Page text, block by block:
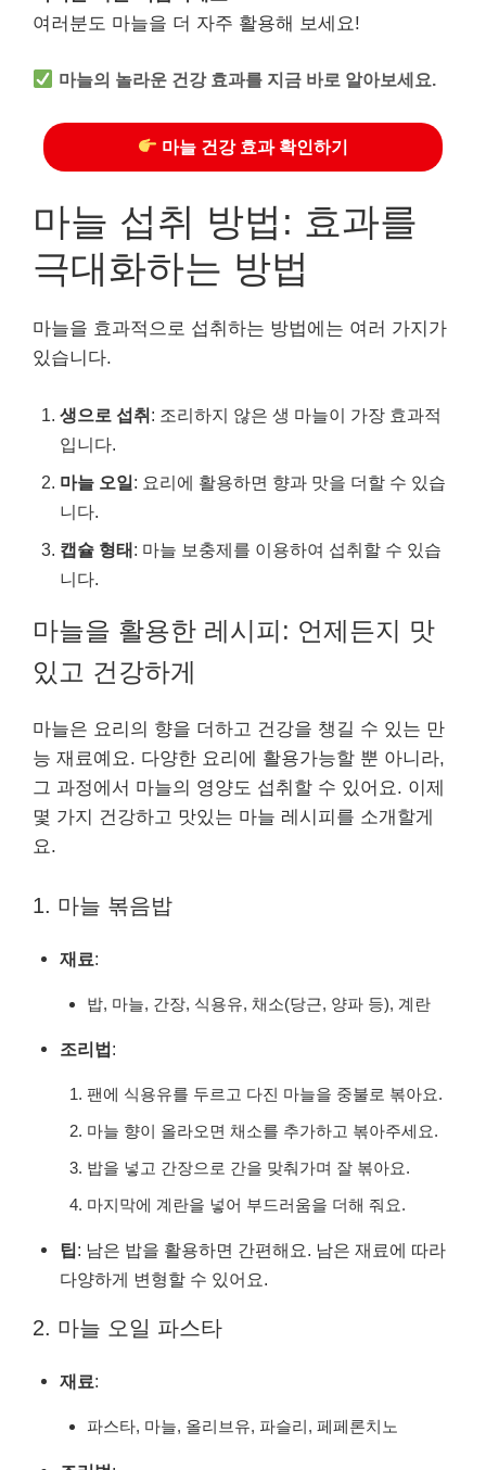
여러분도 마늘을 더 자주 활용해 보세요!
마늘의 놀라운 건강 효과를 지금 바로 알아보세요.
마늘 건강 효과 확인하기
마늘 섭취 방법: 효과를
극대화하는 방법
마늘을 효과적으로 섭취하는 방법에는 여러 가지가
있습니다.
생으로 섭취: 조리하지 않은 생 마늘이 가장 효과적
입니다.
마늘 오일: 요리에 활용하면 향과 맛을 더할 수 있습
니다.
캡슐 형태: 마늘 보충제를 이용하여 섭취할 수 있습
니다.
마늘을 활용한 레시피: 언제든지 맛
있고 건강하게
마늘은 요리의 향을 더하고 건강을 챙길 수 있는 만
능 재료예요. 다양한 요리에 활용가능할 뿐 아니라,
그 과정에서 마늘의 영양도 섭취할 수 있어요. 이제
몇 가지 건강하고 맛있는 마늘 레시피를 소개할게
요.
1. 마늘 볶음밥
재료:
밥, 마늘, 간장, 식용유, 채소(당근, 양파 등), 계란
조리법:
팬에 식용유를 두르고 다진 마늘을 중불로 볶아요.
마늘 향이 올라오면 채소를 추가하고 볶아주세요.
밥을 넣고 간장으로 간을 맞춰가며 잘 볶아요.
마지막에 계란을 넣어 부드러움을 더해 줘요.
팁: 남은 밥을 활용하면 간편해요. 남은 재료에 따라
다양하게 변형할 수 있어요.
2. 마늘 오일 파스타
재료:
파스타, 마늘, 올리브유, 파슬리, 페페론치노